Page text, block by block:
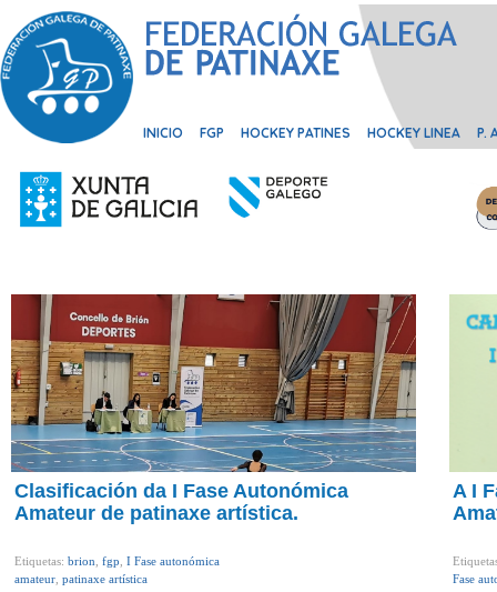
INICIO FGP HOCKEY PATINES HOCKEY LINEA P.
Clasificación da I Fase Autonómica
Amateur de patinaxe artística.
Etiquetas: brion fgp I Fase autonómica
amateur patinaxe artística
A I
Fase